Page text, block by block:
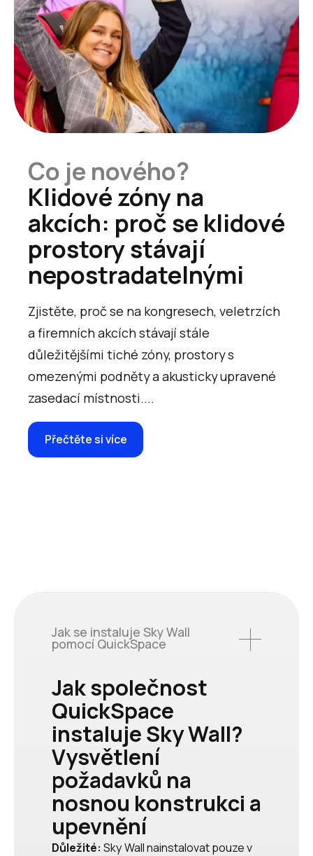
Co je nového?
Klidové zóny na
akcích: proč se klidové
prostory stávají
nepostradatelnými
Zjistěte, proč se na kongresech, veletrzích
a firemních akcích stávají stále
důležitějšími tiché zóny, prostory s
omezenými podněty a akusticky upravené
zasedací místnosti....
Přečtěte si více
Jak se instaluje Sky Wall
pomocí QuickSpace
Jak společnost
QuickSpace
instaluje Sky Wall?
Vysvětlení
požadavků na
nosnou konstrukci a
upevnění
Důležité: Sky Wall nainstalovat pouze v